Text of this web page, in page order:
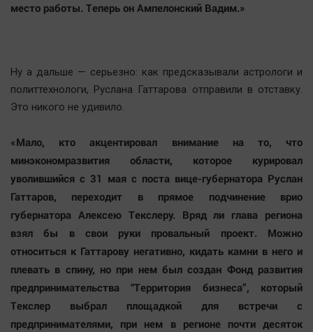
место работы. Теперь он Ампелонский Вадим.»
Ну а дальше — серьезно: как предсказывали астрологи и
политтехнологи, Руслана Гаттарова отправили в отставку.
Это никого не удивило.
«Мало, кто акцентировал внимание на то, что
минэкономразвития области, которое курировал
уволившийся с 31 мая с поста вице-губернатора Руслан
Гаттаров, переходит в прямое подчинение врио
губернатора Алексею Текслеру. Вряд ли глава региона
взял бы в свои руки провальный проект. Можно
относиться к Гаттарову негативно, кидать камни в него и
плевать в спину, но при нем был создан Фонд развития
предпринимательства “Территория бизнеса”, который
Текслер выбрал площадкой для встречи с
предпринимателями, при нем в регионе почти десяток